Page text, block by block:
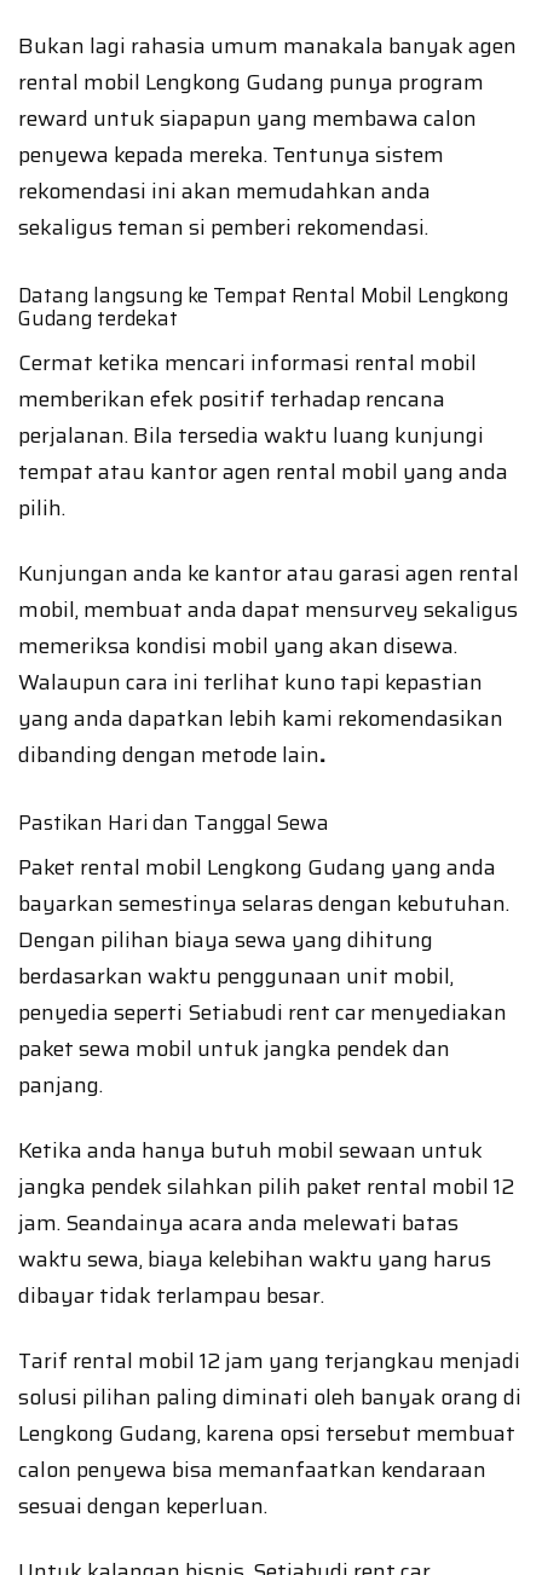
Bukan lagi rahasia umum manakala banyak agen
rental mobil Lengkong Gudang punya program
reward untuk siapapun yang membawa calon
penyewa kepada mereka. Tentunya sistem
rekomendasi ini akan memudahkan anda
sekaligus teman si pemberi rekomendasi.
Datang langsung ke Tempat Rental Mobil Lengkong
Gudang terdekat
Cermat ketika mencari informasi rental mobil
memberikan efek positif terhadap rencana
perjalanan. Bila tersedia waktu luang kunjungi
tempat atau kantor agen rental mobil yang anda
pilih.
Kunjungan anda ke kantor atau garasi agen rental
mobil, membuat anda dapat mensurvey sekaligus
memeriksa kondisi mobil yang akan disewa.
Walaupun cara ini terlihat kuno tapi kepastian
yang anda dapatkan lebih kami rekomendasikan
dibanding dengan metode lain.
Pastikan Hari dan Tanggal Sewa
Paket rental mobil Lengkong Gudang yang anda
bayarkan semestinya selaras dengan kebutuhan.
Dengan pilihan biaya sewa yang dihitung
berdasarkan waktu penggunaan unit mobil,
penyedia seperti Setiabudi rent car menyediakan
paket sewa mobil untuk jangka pendek dan
panjang.
Ketika anda hanya butuh mobil sewaan untuk
jangka pendek silahkan pilih paket rental mobil 12
jam. Seandainya acara anda melewati batas
waktu sewa, biaya kelebihan waktu yang harus
dibayar tidak terlampau besar.
Tarif rental mobil 12 jam yang terjangkau menjadi
solusi pilihan paling diminati oleh banyak orang di
Lengkong Gudang, karena opsi tersebut membuat
calon penyewa bisa memanfaatkan kendaraan
sesuai dengan keperluan.